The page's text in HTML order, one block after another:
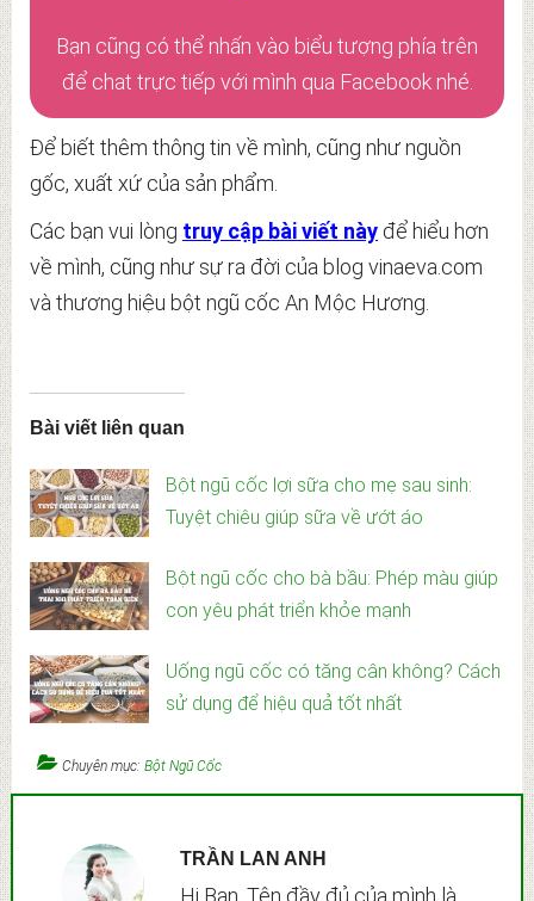
Bạn cũng có thể nhấn vào biểu tượng phía trên
để chat trực tiếp với mình qua Facebook nhé.
Để biết thêm thông tin về mình, cũng như nguồn
gốc, xuất xứ của sản phẩm.
Các bạn vui lòng truy cập bài viết nàyđể hiểu hơn
về mình, cũng như sự ra đời của blog vinaeva.com
và thương hiệu bột ngũ cốc An Mộc Hương.
Bài viết liên quan
Bột ngũ cốc lợi sữa cho mẹ sau sinh:
Tuyệt chiêu giúp sữa về ướt áo
Bột ngũ cốc cho bà bầu: Phép màu giúp
con yêu phát triển khỏe mạnh
Uống ngũ cốc có tăng cân không? Cách
sử dụng để hiệu quả tốt nhất
Chuyên mục: Bột Ngũ Cốc
TRẦN LAN ANH
Hi Bạn. Tên đầy đủ của mình là